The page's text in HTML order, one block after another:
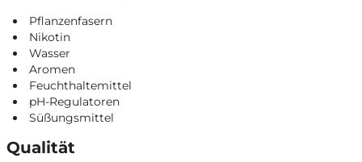
Pflanzenfasern
Nikotin
Wasser
Aromen
Feuchthaltemittel
pH-Regulatoren
Süßungsmittel
Qualität